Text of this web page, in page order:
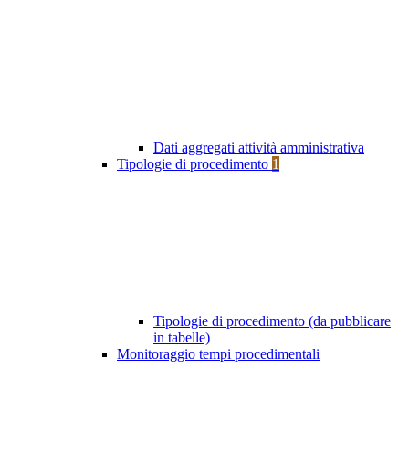
Dati aggregati attività amministrativa
Tipologie di procedimento 1
Tipologie di procedimento (da pubblicare
in tabelle)
Monitoraggio tempi procedimentali